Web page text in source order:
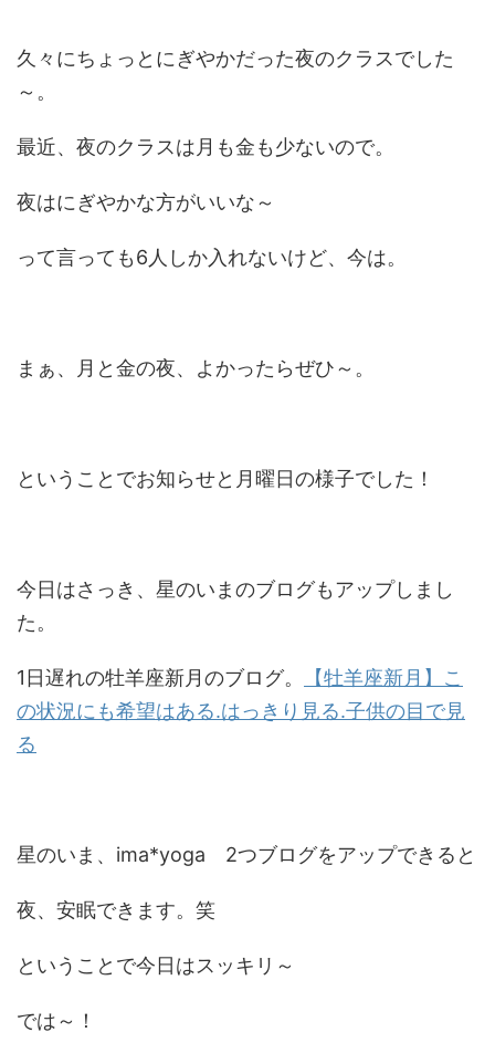
久々にちょっとにぎやかだった夜のクラスでした
～。
最近、夜のクラスは月も金も少ないので。
夜はにぎやかな方がいいな～
って言っても6人しか入れないけど、今は。
まぁ、月と金の夜、よかったらぜひ～。
ということでお知らせと月曜日の様子でした！
今日はさっき、星のいまのブログもアップしまし
た。
1日遅れの牡羊座新月のブログ。
【牡羊座新月】こ
の状況にも希望はある.はっきり見る.子供の目で見
る
星のいま、ima*yoga 2つブログをアップできると
夜、安眠できます。笑
ということで今日はスッキリ～
では～！